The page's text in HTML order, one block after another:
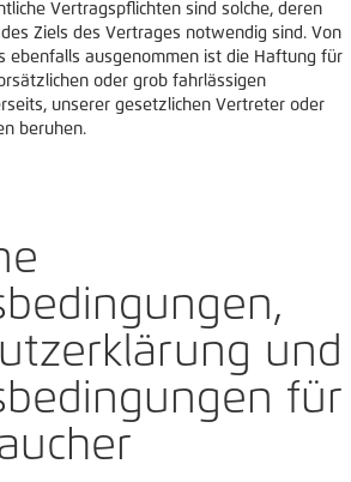
Vertragspflichten sind solche, deren
Ziels des Vertrages notwendig sind. Von
ebenfalls ausgenommen ist die Haftung für
oder grob fahrlässigen
unserer gesetzlichen Vertreter oder
beruhen.
und
für